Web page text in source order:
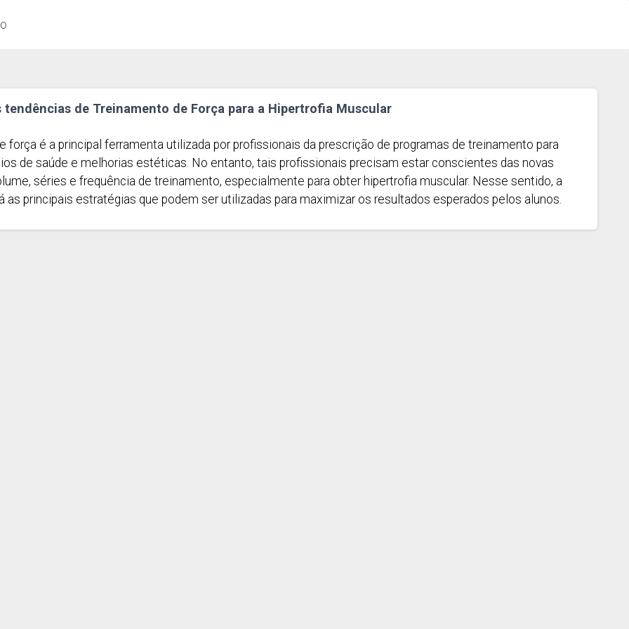
tendências de Treinamento de Força para a Hipertrofia Muscular
força é a principal ferramenta utilizada por profissionais da prescrição de programas de treinamento para
de saúde e melhorias estéticas. No entanto, tais profissionais precisam estar conscientes das novas
séries e frequência de treinamento, especialmente para obter hipertrofia muscular. Nesse sentido, a
as principais estratégias que podem ser utilizadas para maximizar os resultados esperados pelos alunos.